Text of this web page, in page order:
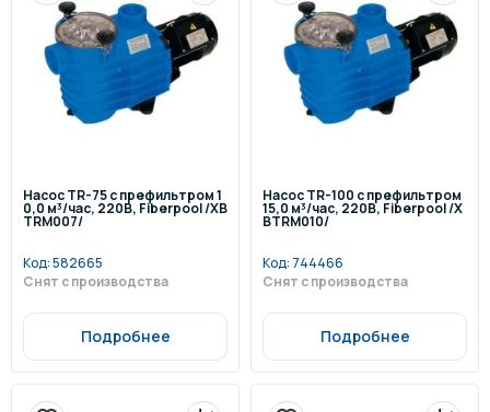
Насос TR-75 с префильтром 1
0,0 м³/час, 220В, Fiberpool /XB
TRM007/
Код:582665
Снят с производства
Подробнее
Насос TR-100 с префильтром
15,0 м³/час, 220В, Fiberpool /X
BTRM010/
Код: 744466
Снят с производства
Подробнее